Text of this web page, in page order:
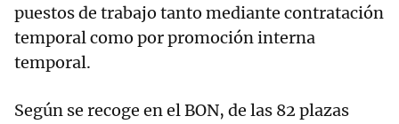
puestos de trabajo tanto mediante contratación
temporal como por promoción interna
temporal.
Según se recoge en el BON, de las 82 plazas